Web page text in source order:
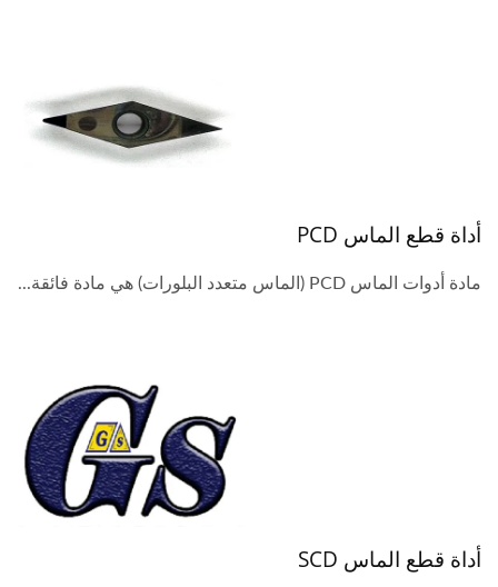
أداة قطع الماس PCD
مادة أدوات الماس PCD (الماس متعدد البلورات) هي مادة فائقة...
أداة قطع الماس SCD